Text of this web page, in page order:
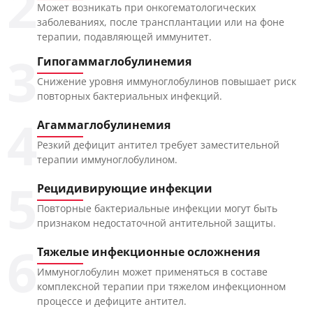
Может возникать при онкогематологических
заболеваниях, после трансплантации или на фоне
терапии, подавляющей иммунитет.
Гипогаммаглобулинемия
Снижение уровня иммуноглобулинов повышает риск
повторных бактериальных инфекций.
Агаммаглобулинемия
Резкий дефицит антител требует заместительной
терапии иммуноглобулином.
Рецидивирующие инфекции
Повторные бактериальные инфекции могут быть
признаком недостаточной антительной защиты.
Тяжелые инфекционные осложнения
Иммуноглобулин может применяться в составе
комплексной терапии при тяжелом инфекционном
процессе и дефиците антител.